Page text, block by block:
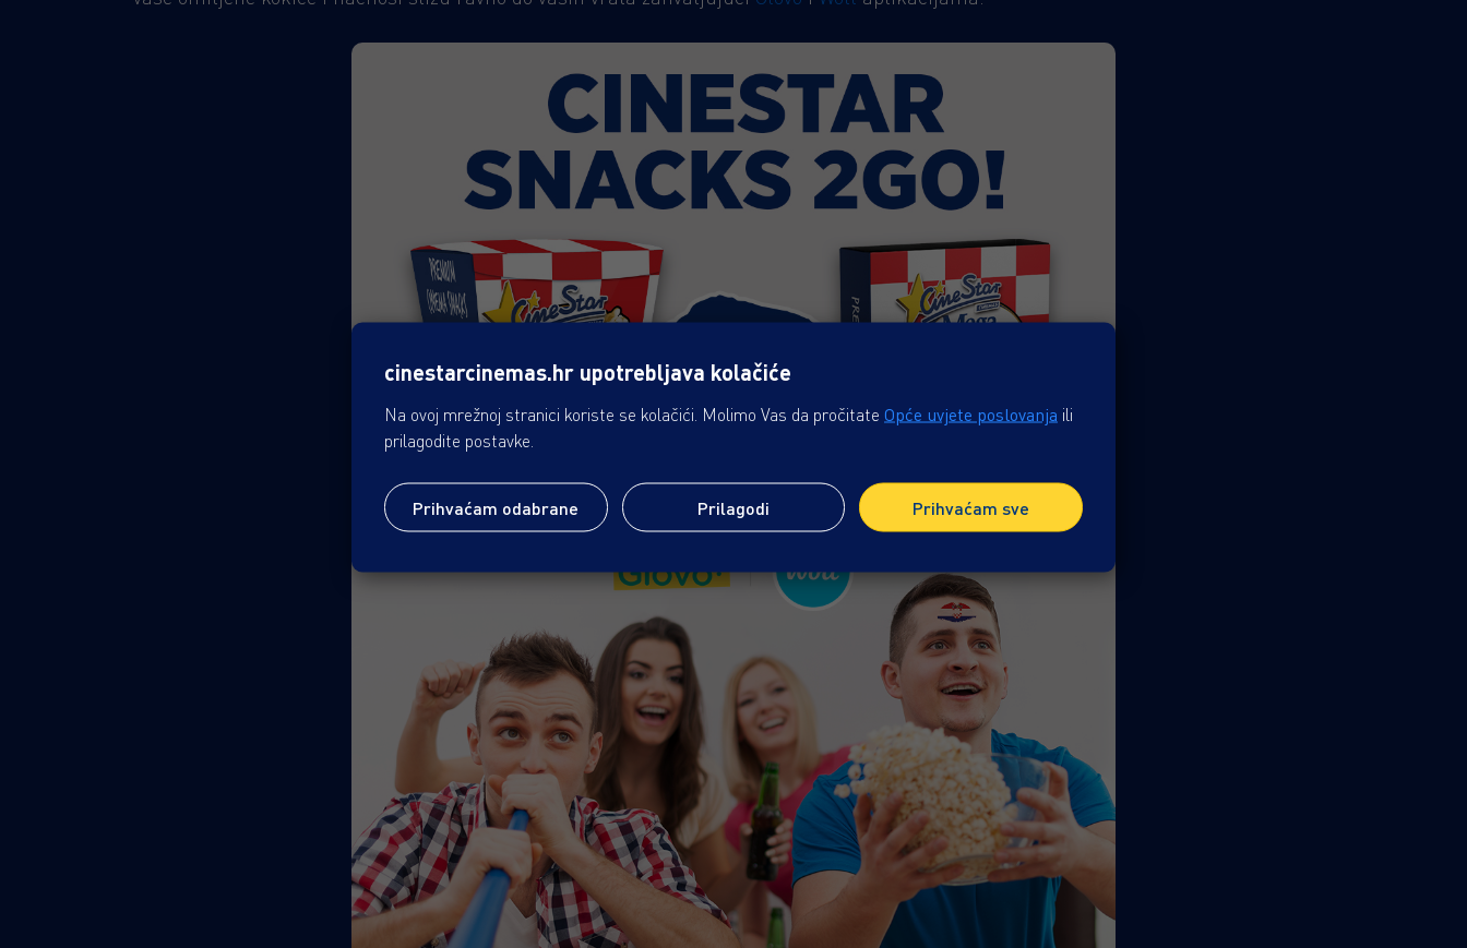
cinestarcinemas.hr upotrebljava kolačiće
Na ovoj mrežnoj stranici koriste se kolačići. Molimo Vas da pročitate Opće uvjete poslovanja ili
prilagodite postavke.
Prihvaćam odabrane Prilagodi Prihvaćam sve